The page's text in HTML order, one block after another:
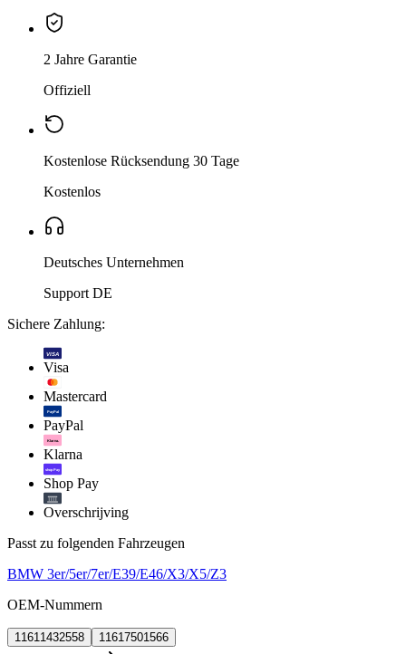
2 Jahre Garantie
Offiziell
Kostenlose Rücksendung 30 Tage
Kostenlos
Deutsches Unternehmen
Support DE
Sichere Zahlung:
VISA
Visa
Mastercard
PayPal
PayPal
Klarna.
Klarna
shop Pay
Shop Pay
Overschrijving
Passt zu folgenden Fahrzeugen
BMW 3er/5er/7er/E39/E46/X3/X5/Z3
OEM-Nummern
11611432558 11617501566